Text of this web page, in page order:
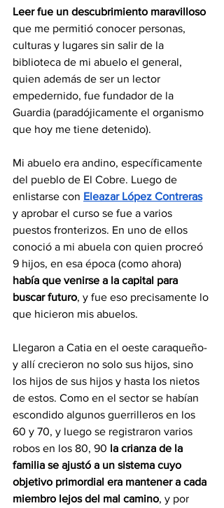
Leer fue un descubrimiento maravilloso
que me permitió conocer personas,
culturas y lugares sin salir de la
biblioteca de mi abuelo el general,
quien además de ser un lector
empedernido, fue fundador de la
Guardia (paradójicamente el organismo
que hoy me tiene detenido).
Mi abuelo era andino, específicamente
del pueblo de El Cobre. Luego de
enlistarse con Eleazar López Contreras
y aprobar el curso se fue a varios
puestos fronterizos. En uno de ellos
conoció a mi abuela con quien procreó
9 hijos, en esa época (como ahora)
había que venirse a la capital para
buscar futuro, y fue eso precisamente lo
que hicieron mis abuelos.
Llegaron a Catia en el oeste caraqueño-
y allí crecieron no solo sus hijos, sino
los hijos de sus hijos y hasta los nietos
de estos. Como en el sector se habían
escondido algunos guerrilleros en los
60 y 70, y luego se registraron varios
robos en los 80, 90 la crianza de la
familia se ajustó a un sistema cuyo
objetivo primordial era mantener a cada
miembro lejos del mal camino, y por